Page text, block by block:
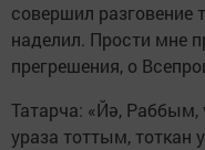
совершил
наделил. Прости мне
прегрешения, о
Татарча: «Йә, Раббым,
ураза тоттым, тоткан